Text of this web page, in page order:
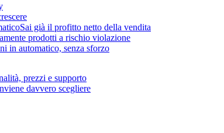
Sai già il profitto netto della vendita
prodotti a rischio violazione
in automatico, senza sforzo
prezzi e supporto
davvero scegliere